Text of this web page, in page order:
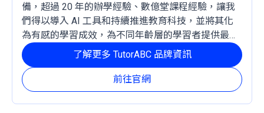
備，超過 20 年的辦學經驗、數億堂課程經驗，讓我
們得以導入 AI 工具和持續推進教育科技，並將其化
為有感的學習成效，為不同年齡層的學習者提供最穩
定且有效的成長路徑。
前往官網
了解更多 TutorABC 品牌資訊